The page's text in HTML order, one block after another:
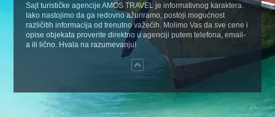
Sajt turističke agencije AMOS TRAVEL je informativnog karaktera.
Iako nastojimo da ga redovno ažuriramo, postoji mogućnost
različitih informacija od trenutno važećih. Molimo Vas da sve cene i
opise objekata proverite direktno u agenciji putem telefona, email-
a ili lično. Hvala na razumevanju!